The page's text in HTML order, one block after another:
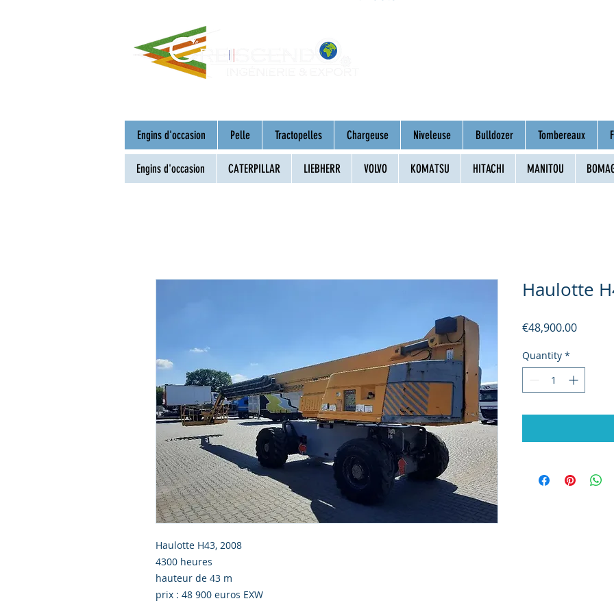
Engins d'occasion Pelle Tractopelles Chargeuse Niveleuse Bulldozer Tombereaux
Engins d'occasion CATERPILLAR LIEBHERR VOLVO KOMATSU HITACHI MANITOU
Haulotte H43, 2008
4300 heures
hauteur de 43 m
prix : 48 900 euros EXW
Haulotte
€48,900.00Price
Quantity *